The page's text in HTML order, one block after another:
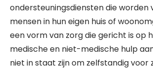
ondersteuningsdiensten die worden
mensen in hun eigen huis of
een vorm van zorg die gericht is op
medische en niet-medische hulp
niet in staat zijn om zelfstandig voor